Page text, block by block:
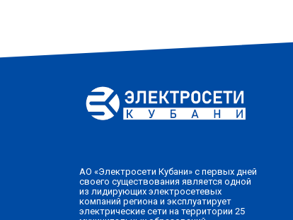
АО «Электросети Кубани» с первых дней
своего существования является одной
из лидирующих электросетевых
компаний региона и эксплуатирует
электрические сети на территории 25